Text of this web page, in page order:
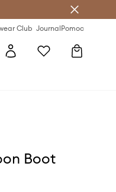
Club JournalPomoc
Boot